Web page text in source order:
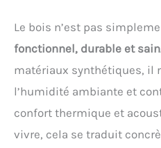
Le bois n’est pas
fonctionnel, durable et sain
matériaux synthétiques, il
l’humidité ambiante et
confort thermique et
vivre, cela se traduit